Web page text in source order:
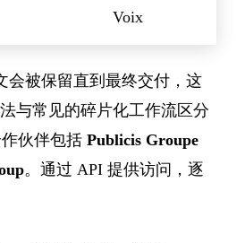
Voix
会被保留直到最终交付，这
与常见的碎片化工作流区分
伙伴包括 Publicis Groupe
。通过 API 提供访问，逐